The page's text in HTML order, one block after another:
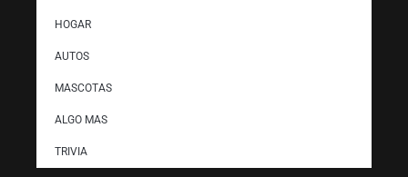
HOGAR
AUTOS
MASCOTAS
ALGO MAS
TRIVIA